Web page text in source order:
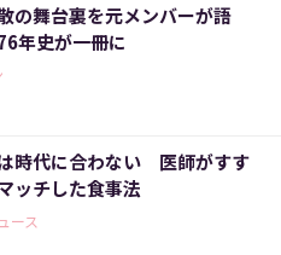
の舞台裏を元メンバーが語
年史が一冊に
は時代に合わない 医師がすす
ッチした食事法
ース